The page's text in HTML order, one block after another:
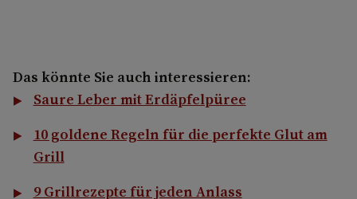
Das könnte Sie auch interessieren:
Saure Leber mit Erdäpfelpüree
10 goldene Regeln für die perfekte Glut am
Grill
9 Grillrezepte für jeden Anlass